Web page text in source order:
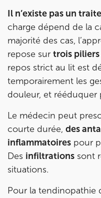
Il n’existe pas un
charge dépend de la
majorité des cas,
repose sur trois piliers
repos strict au lit est
temporairement les
douleur, et rééduquer
Le médecin peut
courte durée, des
inflammatoires pour
Des infiltrations sont
situations.
Pour la tendinopathie